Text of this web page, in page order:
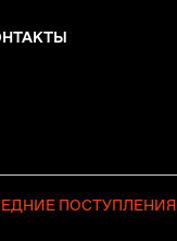
ПОСТУПЛЕНИЯ